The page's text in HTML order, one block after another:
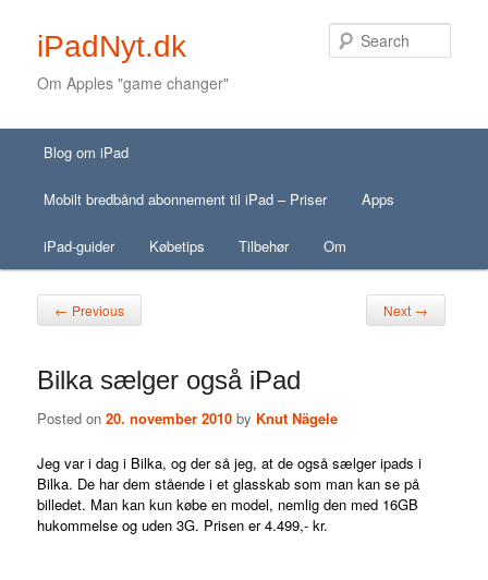
iPadNyt.dk
Om Apples "game changer"
Secondary menu
Skip to primary content
Skip to secondary content
Skip to primary content
Skip to secondary content
Blog om iPad
Mobilt bredbånd abonnement til iPad – Priser Apps
iPad-guider Købetips Tilbehør Om
Post navigation
← Previous Next →
Bilka sælger også iPad
Posted on20. november 2010 by Knut Nägele
Jeg var i dag i Bilka, og der så jeg, at deogså sælger ipads i
Bilka. De har dem stående i et glasskab som man kan se på
billedet. Man kan kun købe en model, nemlig den med 16GB
hukommelse og uden 3G. Prisen er 4.499,- kr.